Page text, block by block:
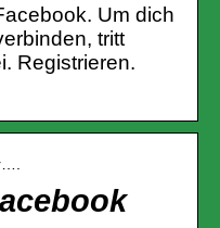
Um dich
tritt
Registrieren.